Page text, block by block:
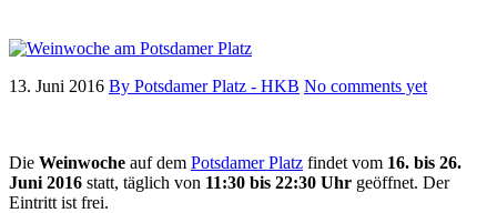
13. Juni 2016 By Potsdamer Platz - HKB No comments yet
Die Weinwoche auf dem Potsdamer Platz findet vom 16. bis 26.
Juni 2016 statt, täglich von 11:30 bis 22:30 Uhr geöffnet. Der
Eintritt ist frei.